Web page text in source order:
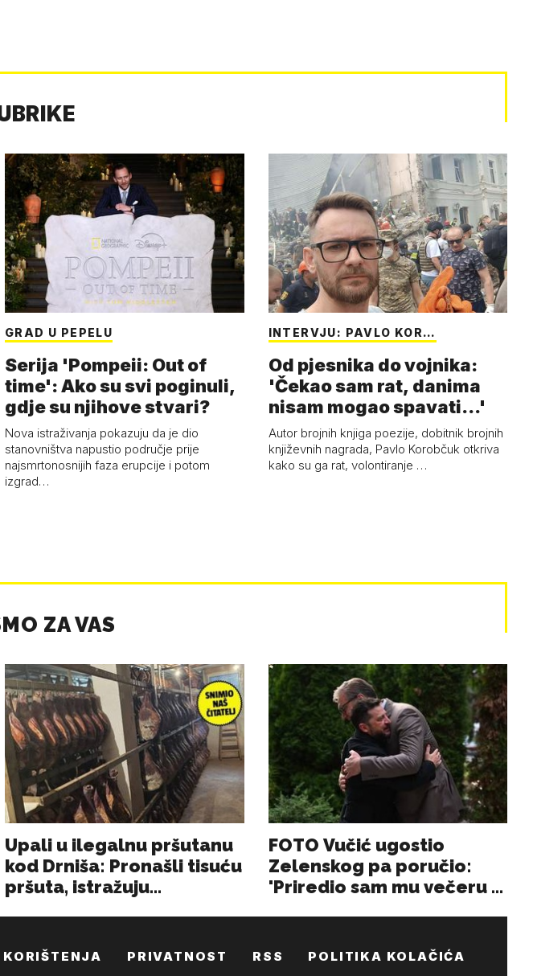
GRAD U PEPELU
Serija 'Pompeii: Out of
time': Ako su svi poginuli,
gdje su njihove stvari?
Nova istraživanja pokazuju da je dio
stanovništva napustio područje prije
najsmrtonosnijih faza erupcije i potom
izgrad…
INTERVJU: PAVLO KOR…
Od pjesnika do vojnika:
'Čekao sam rat, danima
nisam mogao spavati...'
Autor brojnih knjiga poezije, dobitnik brojnih
književnih nagrada, Pavlo Korobčuk otkriva
kako su ga rat, volontiranje …
PRIVATNOST RSS POLITIKA KOLAČIĆA